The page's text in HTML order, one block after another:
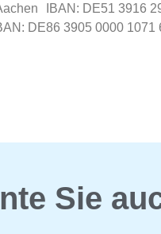
IBAN: DE51 3916
DE86 3905 0000
Sie